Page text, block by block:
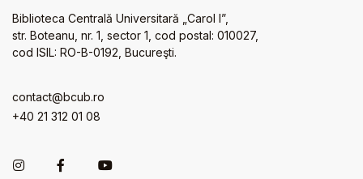
Biblioteca Centrală Universitară „Carol I”,
str. Boteanu, nr. 1, sector 1, cod postal: 010027,
cod ISIL: RO-B-0192, Bucureşti.
contact@bcub.ro
+40 21 312 01 08